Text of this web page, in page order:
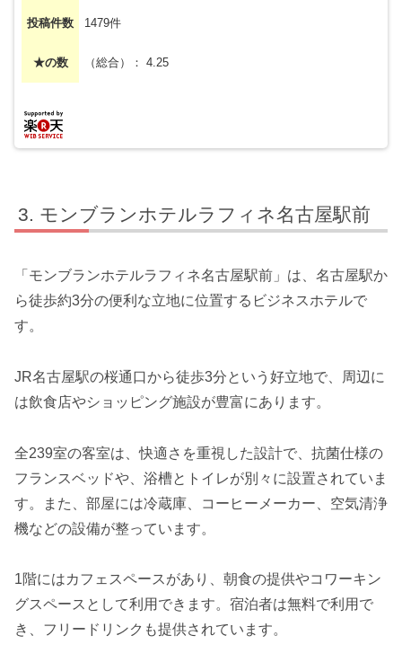
投稿件数 1479件
★の数 （総合）： 4.25
モンブランホテルラフィネ名古屋駅前
「モンブランホテルラフィネ名古屋駅前」は、名古屋駅か
ら徒歩約3分の便利な立地に位置するビジネスホテルで
す。
JR名古屋駅の桜通口から徒歩3分という好立地で、周辺に
は飲食店やショッピング施設が豊富にあります。
全239室の客室は、快適さを重視した設計で、抗菌仕様の
フランスベッドや、浴槽とトイレが別々に設置されていま
す。また、部屋には冷蔵庫、コーヒーメーカー、空気清浄
機などの設備が整っています。
1階にはカフェスペースがあり、朝食の提供やコワーキン
グスペースとして利用できます。宿泊者は無料で利用で
き、フリードリンクも提供されています。